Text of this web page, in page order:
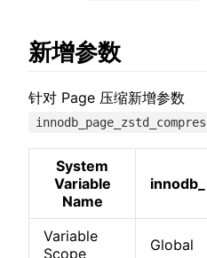
新增参数
针对 Page 压缩新增参数
System
Variable
Name
Variable
Scope
Global